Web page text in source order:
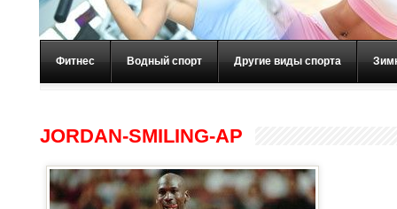
Фитнес Водный спорт Другие виды спорта
JORDAN-SMILING-AP